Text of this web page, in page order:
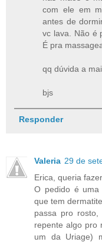
com ele em
antes de
vc lava. Não é
É pra
qq dúvida a
bjs
Responder
Valeria 29 de
Erica, queria
O pedido é uma
que tem
passa pro
repente algo pro
um da Uriage)